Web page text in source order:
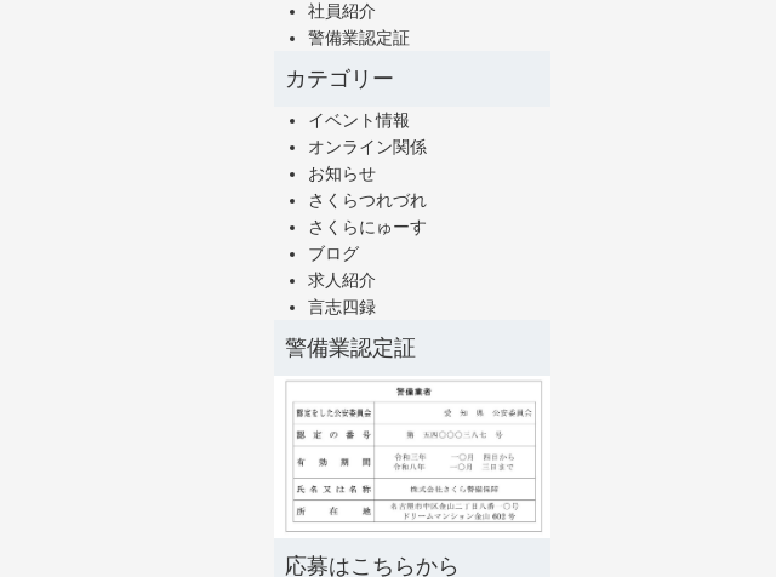
社員紹介
警備業認定証
カテゴリー
イベント情報
オンライン関係
お知らせ
さくらつれづれ
さくらにゅーす
ブログ
求人紹介
言志四録
警備業認定証
応募はこちらから